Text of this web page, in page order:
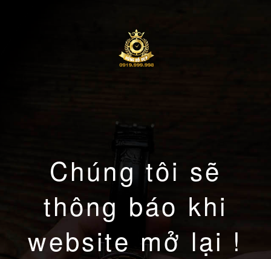
Chúng tôi sẽ
thông báo khi
website mở lại !